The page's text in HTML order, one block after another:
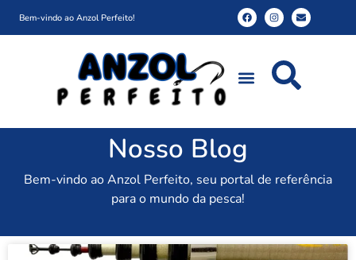
Bem-vindo ao Anzol Perfeito!
Nosso Blog
Bem-vindo ao Anzol Perfeito, seu portal de referência
para o mundo da pesca!